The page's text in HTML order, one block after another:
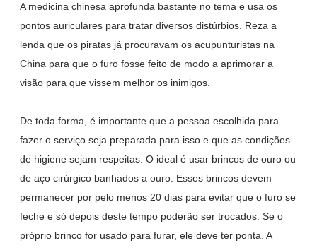
A medicina chinesa aprofunda bastante no tema e usa os
pontos auriculares para tratar diversos distúrbios. Reza a
lenda que os piratas já procuravam os acupunturistas na
China para que o furo fosse feito de modo a aprimorar a
visão para que vissem melhor os inimigos.
De toda forma, é importante que a pessoa escolhida para
fazer o serviço seja preparada para isso e que as condições
de higiene sejam respeitas. O ideal é usar brincos de ouro ou
de aço cirúrgico banhados a ouro. Esses brincos devem
permanecer por pelo menos 20 dias para evitar que o furo se
feche e só depois deste tempo poderão ser trocados. Se o
próprio brinco for usado para furar, ele deve ter ponta. A